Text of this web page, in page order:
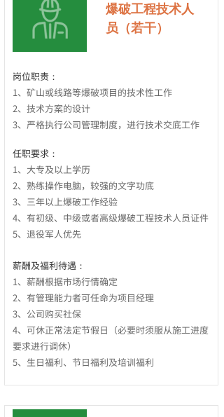
爆破工程技术人
员 （若干）
岗位职责：
1、矿山或线路等爆破项目的技术性工作
2、技术方案的设计
3、严格执行公司管理制度，进行技术交底工作
任职要求：
1、大专及以上学历
2、熟练操作电脑，较强的文字功底
3、三年以上爆破工作经验
4、有初级、中级或者高级爆破工程技术人员证件
5、退役军人优先
薪酬及福利待遇：
1、薪酬根据市场行情确定
2、有管理能力者可任命为项目经理
3、公司购买社保
4、可休正常法定节假日（必要时须服从施工进度
要求进行调休）
5、生日福利、节日福利及培训福利
按钮文本